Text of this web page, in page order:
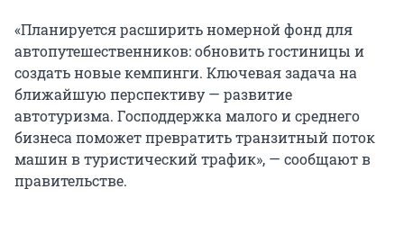
«Планируется расширить номерной фонд для
автопутешественников: обновить гостиницы и
создать новые кемпинги. Ключевая задача на
ближайшую перспективу — развитие
автотуризма. Господдержка малого и среднего
бизнеса поможет превратить транзитный поток
машин в туристический трафик», — сообщают в
правительстве.